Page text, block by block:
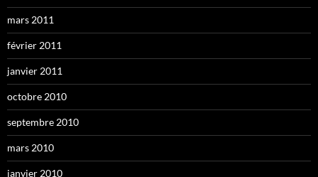
mars 2011
février 2011
janvier 2011
octobre 2010
septembre 2010
mars 2010
janvier 2010